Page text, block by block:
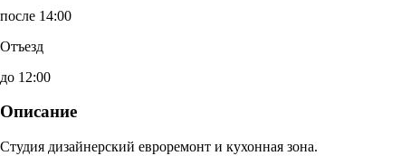
после 14:00
Отъезд
до 12:00
Описание
Студия дизайнерский евроремонт и кухонная зона.